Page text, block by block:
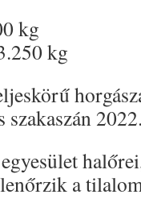
kg
kg
szakaszán
a